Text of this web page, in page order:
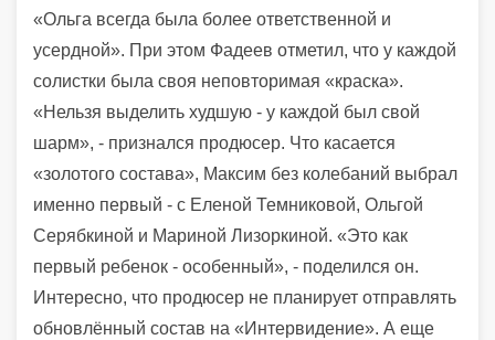
«Ольга всегда была более ответственной и
усердной». При этом Фадеев отметил, что у каждой
солистки была своя неповторимая «краска».
«Нельзя выделить худшую - у каждой был свой
шарм», - признался продюсер. Что касается
«золотого состава», Максим без колебаний выбрал
именно первый - с Еленой Темниковой, Ольгой
Серябкиной и Мариной Лизоркиной. «Это как
первый ребенок - особенный», - поделился он.
Интересно, что продюсер не планирует отправлять
обновлённый состав на «Интервидение». А еще